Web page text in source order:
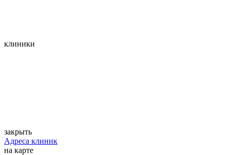
клиники
закрыть
Адреса клиник
на карте